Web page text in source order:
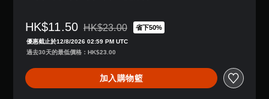
分
為
3
星
（
滿
HK$11.50 折扣前原價為HK$23.00
HK$23.00 省下50%
優惠截止於12/8/2026 02:59 PM UTC
過去30天的最低價格：HK$23.00
加入購物籃